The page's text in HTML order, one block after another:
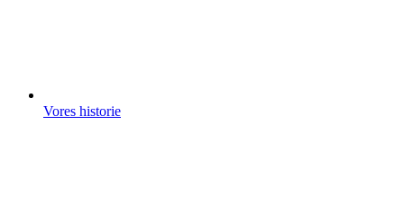
Vores historie